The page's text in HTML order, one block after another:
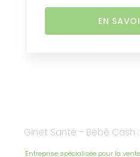
EN
Ginet Santé - Bébé Cash
Entreprise spécialisée pour la